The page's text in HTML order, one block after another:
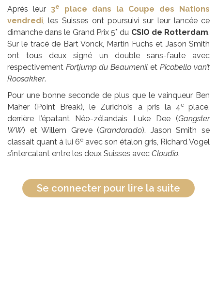
Après leur 3e
place dans la Coupe des Nations
vendredi, les Suisses ont poursuivi sur leur lancée ce
dimanche dans le Grand Prix 5* du CSIO de Rotterdam.
Sur le tracé de Bart Vonck, Martin Fuchs et Jason Smith
ont tous deux signé un double sans-faute avec
respectivement Fortjump du Beaumenil et Picobello van’t
Roosakker.
Pour une bonne seconde de plus que le vainqueur Ben
Maher (Point Break), le Zurichois a pris la 4eplace,
derrière l’épatant Néo-zélandais Luke Dee (Gangster
WW) et Willem Greve (Grandorado). Jason Smith se
classait quant à lui 6e avec son étalon gris, Richard Vogel
s’intercalant entre les deux Suisses avec Cloudio.
Se connecter pour lire la suite